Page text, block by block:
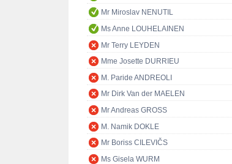
Mr Miroslav NENUTIL
Ms Anne LOUHELAINEN
Mr Terry LEYDEN
Mme Josette DURRIEU
M. Paride ANDREOLI
Mr Dirk Van der MAELEN
Mr Andreas GROSS
M. Namik DOKLE
Mr Boriss CILEVIČS
Ms Gisela WURM